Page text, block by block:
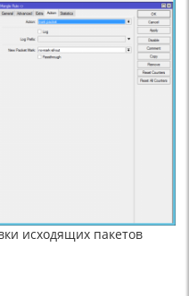
исходящих пакетов